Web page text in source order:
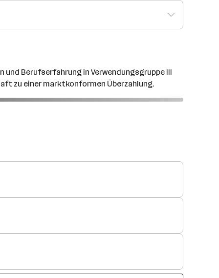
Berufserfahrung in Verwendungsgruppe III
zu einer marktkonformen Überzahlung.